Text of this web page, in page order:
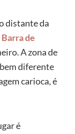
distante da
Barra de
A zona de
diferente
carioca, é
é